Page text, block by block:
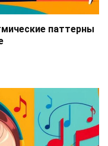
паттерны